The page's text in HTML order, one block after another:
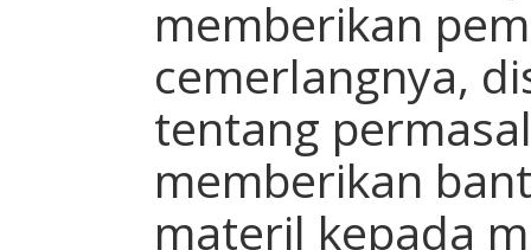
memberikan
cemerlangnya,
tentang
memberikan
materil kepada